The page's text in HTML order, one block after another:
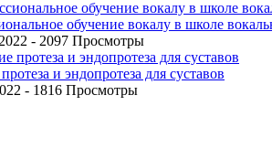
обучение вокалу в школе
- 2097 Просмотры
и эндопротеза для суставов
- 1816 Просмотры